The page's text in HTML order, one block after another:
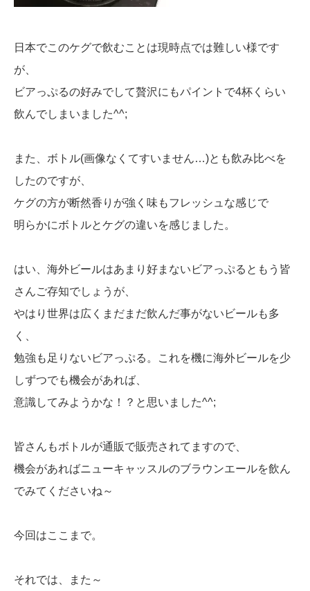
日本でこのケグで飲むことは現時点では難しい様です
が、
ビアっぷるの好みでして贅沢にもパイントで4杯くらい
飲んでしまいました^^;
また、ボトル(画像なくてすいません…)とも飲み比べを
したのですが、
ケグの方が断然香りが強く味もフレッシュな感じで
明らかにボトルとケグの違いを感じました。
はい、海外ビールはあまり好まないビアっぷるともう皆
さんご存知でしょうが、
やはり世界は広くまだまだ飲んだ事がないビールも多
く、
勉強も足りないビアっぷる。これを機に海外ビールを少
しずつでも機会があれば、
意識してみようかな！？と思いました^^;
皆さんもボトルが通販で販売されてますので、
機会があればニューキャッスルのブラウンエールを飲ん
でみてくださいね～
今回はここまで。
それでは、また～